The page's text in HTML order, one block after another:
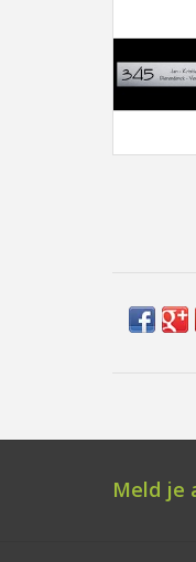
Meld je